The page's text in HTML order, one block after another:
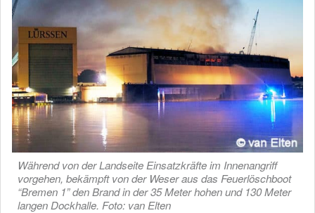
Während von der Landseite Einsatzkräfte im Innenangriff
vorgehen, bekämpft von der Weser aus das Feuerlöschboot
“Bremen 1” den Brand in der 35 Meter hohen und 130 Meter
langen Dockhalle. Foto: van Elten